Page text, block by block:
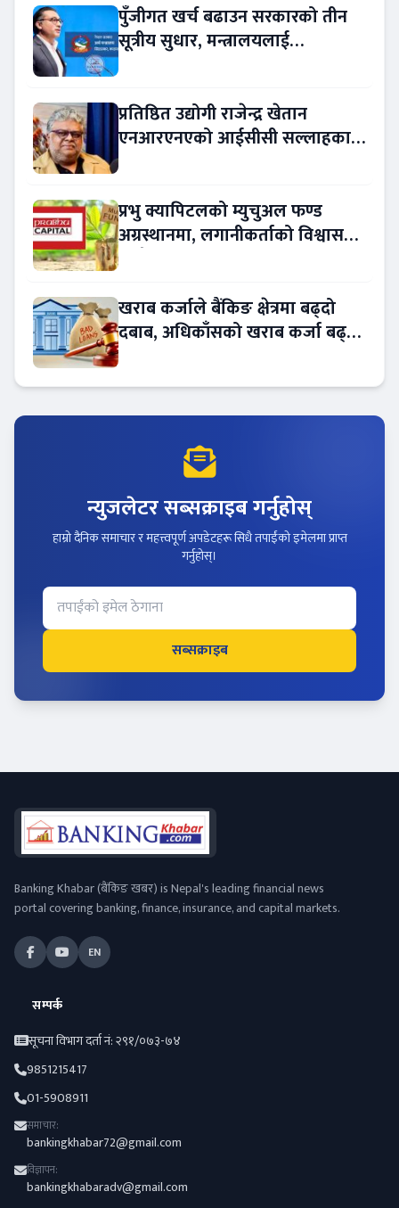
पुँजीगत खर्च बढाउन सरकारको तीन
सूत्रीय सुधार, मन्त्रालयलाई
प्रतिष्ठित उद्योगी राजेन्द्र खेतान
एनआरएनएको आईसीसी सल्लाहकार
प्रभु क्यापिटलको म्युचुअल फण्ड
अग्रस्थानमा, लगानीकर्ताको विश्वास
खराब कर्जाले बैंकिङ क्षेत्रमा बढ्दो
दबाब, अधिकाँसको खराब कर्जा बढ्दो
न्युजलेटर सब्सक्राइब गर्नुहोस्
हाम्रो दैनिक समाचार र महत्त्वपूर्ण अपडेटहरू सिधै तपाईंको इमेलमा प्राप्त
गर्नुहोस्।
सब्सक्राइब
Banking Khabar (बैंकिङ खबर) is Nepal's leading financial news
portal covering banking, finance, insurance, and capital markets.
EN
सम्पर्क
सूचना विभाग दर्ता नं: २९१/०७३-७४
9851215417
01-5908911
समाचार:
bankingkhabar72@gmail.com
विज्ञापन:
bankingkhabaradv@gmail.com